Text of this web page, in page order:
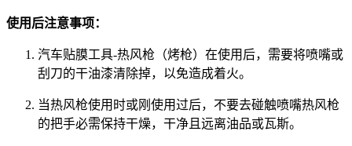
使用后注意事项：
汽车贴膜工具-热风枪（烤枪）在使用后，需要将喷嘴或
刮刀的干油漆清除掉，以免造成着火。
当热风枪使用时或刚使用过后，不要去碰触喷嘴热风枪
的把手必需保持干燥，干净且远离油品或瓦斯。